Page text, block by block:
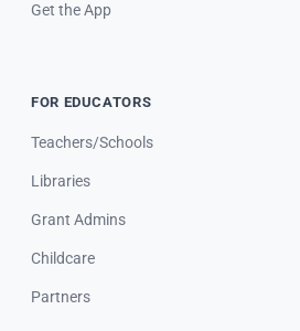
Get the App
FOR EDUCATORS
Teachers/Schools
Libraries
Grant Admins
Childcare
Partners